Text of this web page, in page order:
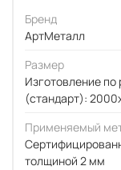
Бренд
АртМеталл
Размер
Изготовление
(стандарт):
Применяемый
толщиной 2 мм